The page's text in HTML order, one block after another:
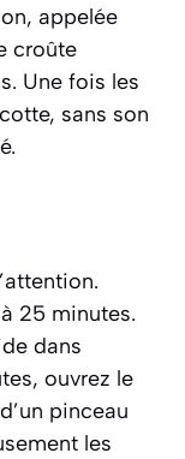
appelée
croûte
Une fois les
sans son
25 minutes.
dans
ouvrez le
pinceau
les